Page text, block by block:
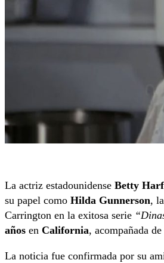
La actriz estadounidense Betty
su papel como Hilda Gunnerson,
Carrington en la exitosa serie
años en California, acompañada
La noticia fue confirmada por su